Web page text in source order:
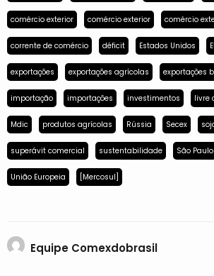
comércio exterior comércio exterior comércio
corrente de comércio déficit Estados Unidos
exportações exportações agrícolas exportações
importação importações investimentos livre
Mdic produtos agrícolas Rússia Secex
superávit comercial sustentabilidade São Paulo
União Europeia [Mercosul]
Equipe Comexdobrasil